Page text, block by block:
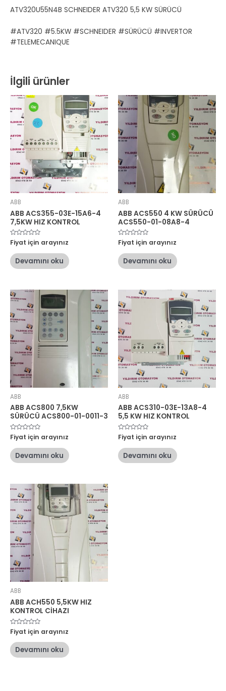
ATV320U55N4B SCHNEIDER ATV320 5,5 KW SÜRÜCÜ
#ATV320 #5.5KW #SCHNEIDER #SÜRÜCÜ #INVERTOR
#TELEMECANIQUE
İlgili ürünler
ABB
ABB ACS355-03E-15A6-4
7,5KW HIZ KONTROL
5
üzerinden
oy
aldı
Fiyat için arayınız
Devamını oku
ABB
ABB ACS550 4 KW SÜRÜCÜ
ACS550-01-08A8-4
5
üzerinden
oy
aldı
Fiyat için arayınız
Devamını oku
ABB
ABB ACS800 7,5KW
SÜRÜCÜ ACS800-01-0011-3
5
üzerinden
oy
aldı
Fiyat için arayınız
Devamını oku
ABB
ABB ACS310-03E-13A8-4
5,5 KW HIZ KONTROL
5
üzerinden
oy
aldı
Fiyat için arayınız
Devamını oku
ABB
ABB ACH550 5,5KW HIZ
KONTROL CİHAZI
5
üzerinden
oy
aldı
Fiyat için arayınız
Devamını oku